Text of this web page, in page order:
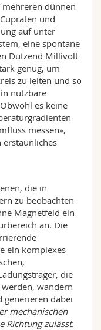
dünnen
und
auf unter
eine spontane
Dutzend Millivolt
genug, um
zu leiten und so
nutzbare
es keine
messen»,
erstaunliches
die in
zu beobachten
Magnetfeld ein
an. Die
ein komplexes
die
wandern
generieren dabei
mechanischen
Richtung zulässt.